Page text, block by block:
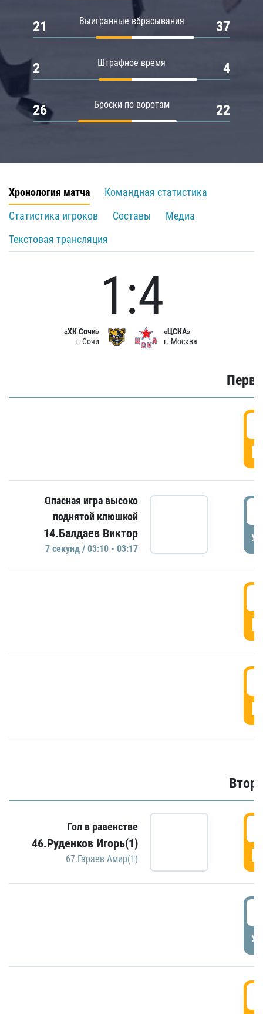
Выигранные вбрасывания
21 37
Штрафное время
2 4
Броски по воротам
26 22
Хронология матча
Командная статистика
Статистика игроков
Составы
Медиа
Текстовая трансляция
«ХК Сочи»
г. Сочи
1:4
«ЦСКА»
г. Москва
Опасная игра высоко
поднятой клюшкой
14.Балдаев Виктор
7 секунд / 03:10 - 03:17
Гол в равенстве
46.Руденков Игорь(1)
67.Гараев Амир(1)